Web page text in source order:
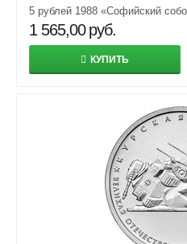
5 рублей 1988 «Софийский
1 565,00 руб.
КУПИТЬ